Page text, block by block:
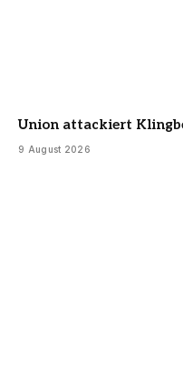
Union attackiert
9 August 2026